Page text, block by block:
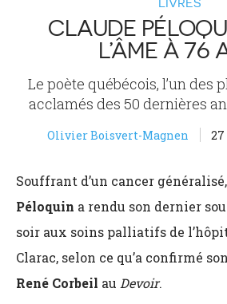
CLAUDE
L’ÂME À 76
Le poète québécois, l’un des
acclamés des 50 dernières
Olivier Boisvert-Magnen 27
Souffrant d’un cancer généralisé,
Péloquin a rendu son dernier
soir aux soins palliatifs de
Clarac, selon ce qu’a confirmé
René Corbeil au Devoir.